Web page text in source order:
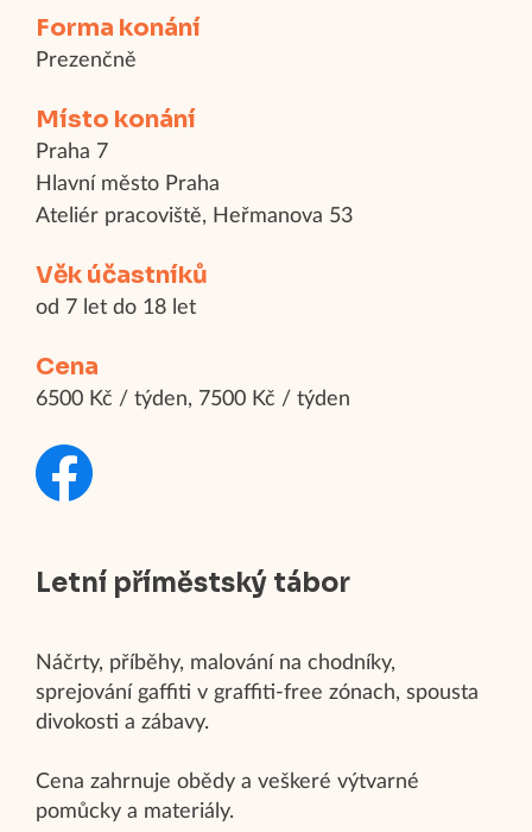
Forma konání
Prezenčně
Místo konání
Praha 7
Hlavní město Praha
Ateliér pracoviště, Heřmanova 53
Věk účastníků
od 7 let do 18 let
Cena
6500 Kč / týden, 7500 Kč / týden
Letní příměstský tábor
Náčrty, příběhy, malování na chodníky,
sprejování gaffiti v graffiti-free zónach, spousta
divokosti a zábavy.
Cena zahrnuje obědy a veškeré výtvarné
pomůcky a materiály.